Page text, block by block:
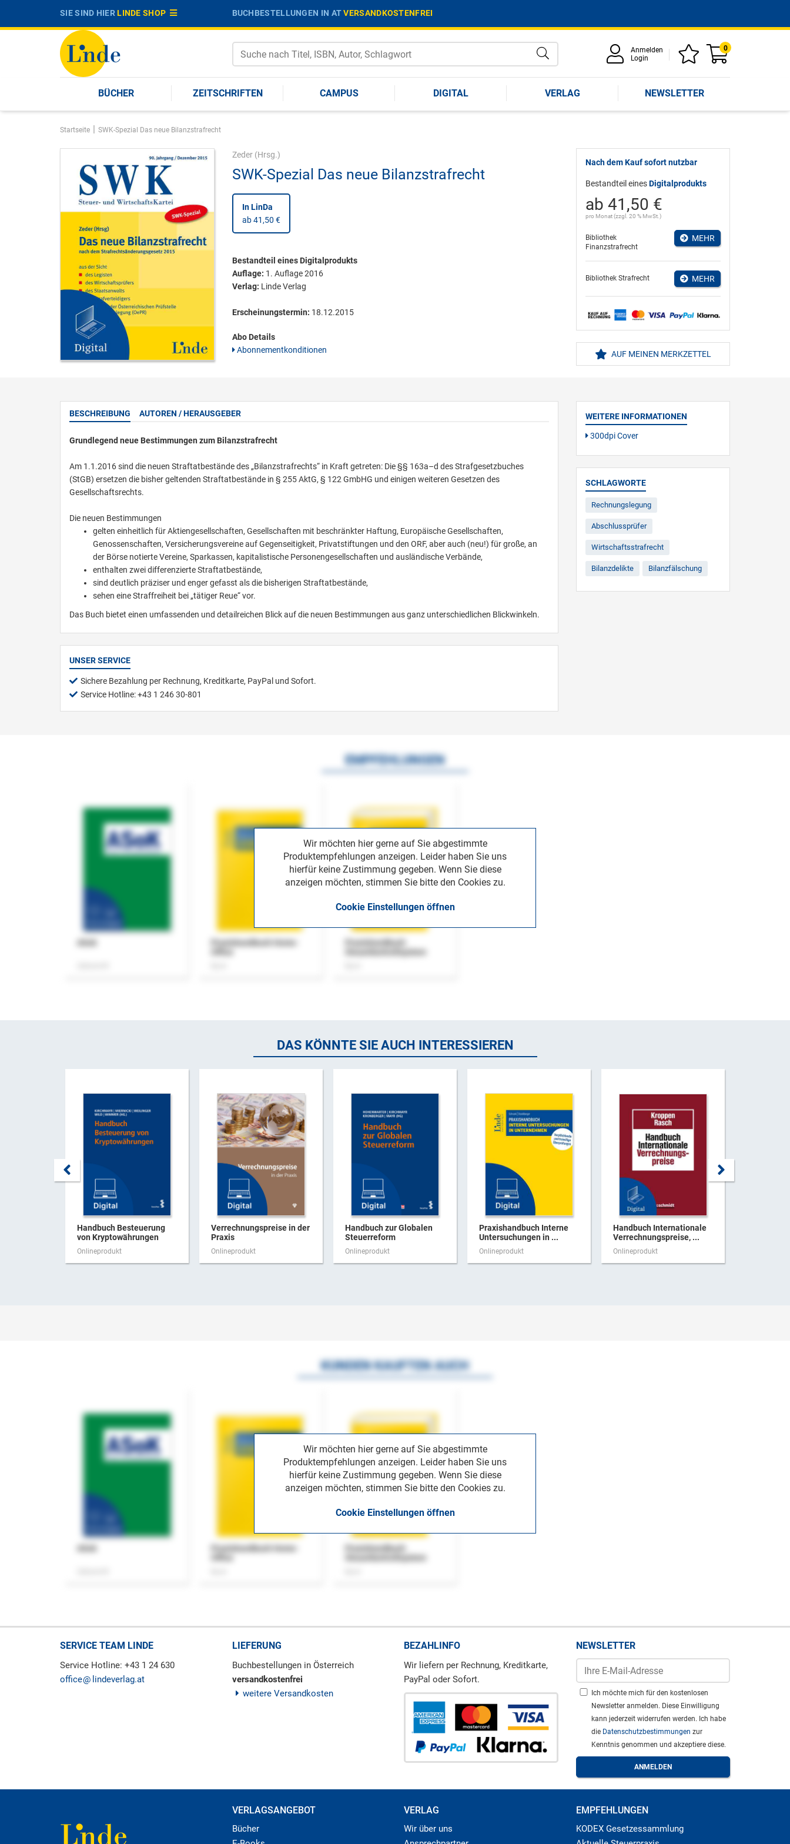
SIE SIND HIERLINDE SHOP BUCHBESTELLUNGEN IN ATVERSANDKOSTENFREI
Anmelden
Login
0
BÜCHER ZEITSCHRIFTEN CAMPUS DIGITAL VERLAG NEWSLETTER
Startseite | SWK-Spezial Das neue Bilanzstrafrecht
Zeder(Hrsg.)
SWK-Spezial Das neue Bilanzstrafrecht
In LinDa
ab 41,50 €
Bestandteil eines Digitalprodukts
Auflage: 1. Auflage 2016
Verlag: Linde Verlag
Erscheinungstermin: 18.12.2015
Abo Details
Abonnementkonditionen
Nach dem Kauf sofort nutzbar
Bestandteil einesDigitalprodukts
ab 41,50 €
pro Monat (zzgl. 20 % MwSt.)
Bibliothek
Finanzstrafrecht
MEHR
Bibliothek Strafrecht MEHR
AUF MEINEN MERKZETTEL
BESCHREIBUNG AUTOREN / HERAUSGEBER
Grundlegend neue Bestimmungen zum Bilanzstrafrecht
Am 1.1.2016 sind die neuen Straftatbestände des „Bilanzstrafrechts“ in Kraft getreten: Die §§ 163a–d des Strafgesetzbuches
(StGB) ersetzen die bisher geltenden Straftatbestände in § 255 AktG, § 122 GmbHG und einigen weiteren Gesetzen des
Gesellschaftsrechts.
Die neuen Bestimmungen
gelten einheitlich für Aktiengesellschaften, Gesellschaften mit beschränkter Haftung, Europäische Gesellschaften,
Genossenschaften, Versicherungsvereine auf Gegenseitigkeit, Privatstiftungen und den ORF, aber auch (neu!) für große, an
der Börse notierte Vereine, Sparkassen, kapitalistische Personengesellschaften und ausländische Verbände,
enthalten zwei differenzierte Straftatbestände,
sind deutlich präziser und enger gefasst als die bisherigen Straftatbestände,
sehen eine Straffreiheit bei „tätiger Reue“ vor.
Das Buch bietet einen umfassenden und detailreichen Blick auf die neuen Bestimmungen aus ganz unterschiedlichen Blickwinkeln.
UNSER SERVICE
Sichere Bezahlung per Rechnung, Kreditkarte, PayPal und Sofort.
Service Hotline: +43 1 246 30-801
WEITERE INFORMATIONEN
300dpi Cover
SCHLAGWORTE
Rechnungslegung
Abschlussprüfer
Wirtschaftsstrafrecht
Bilanzdelikte Bilanzfälschung
Wir möchten hier gerne auf Sie abgestimmte
Produktempfehlungen anzeigen. Leider haben Sie uns
hierfür keine Zustimmung gegeben. Wenn Sie diese
anzeigen möchten, stimmen Sie bitte den Cookies zu.
Cookie Einstellungen öffnen
EMPFEHLUNGEN
Praxishandbuch Home-
Praxishandbuch
DAS KÖNNTE SIE AUCH INTERESSIEREN
Handbuch Besteuerung
von Kryptowährungen
Onlineprodukt
Verrechnungspreise in der
Praxis
Onlineprodukt
Handbuch zur Globalen
Steuerreform
Onlineprodukt
Praxishandbuch Interne
Untersuchungen in ...
Onlineprodukt
Handbuch Internationale
Verrechnungspreise, ...
Onlineprodukt
Wir möchten hier gerne auf Sie abgestimmte
Produktempfehlungen anzeigen. Leider haben Sie uns
hierfür keine Zustimmung gegeben. Wenn Sie diese
anzeigen möchten, stimmen Sie bitte den Cookies zu.
Cookie Einstellungen öffnen
KUNDEN KAUFTEN AUCH
Praxishandbuch Home-
Praxishandbuch
SERVICE TEAM LINDE
Service Hotline: +43 1 24 630
office
lindeverlag.at
LIEFERUNG
Buchbestellungen in Österreich
versandkostenfrei
weitere Versandkosten
BEZAHLINFO
Wir liefern per Rechnung, Kreditkarte,
PayPal oder Sofort.
NEWSLETTER
Ich möchte mich für den kostenlosen
Newsletter anmelden. Diese Einwilligung
kann jederzeit widerrufen werden. Ich habe
die Datenschutzbestimmungen zur
Kenntnis genommen und akzeptiere diese.
VERLAGSANGEBOT
Bücher
VERLAG
Wir über uns
EMPFEHLUNGEN
KODEX Gesetzessammlung